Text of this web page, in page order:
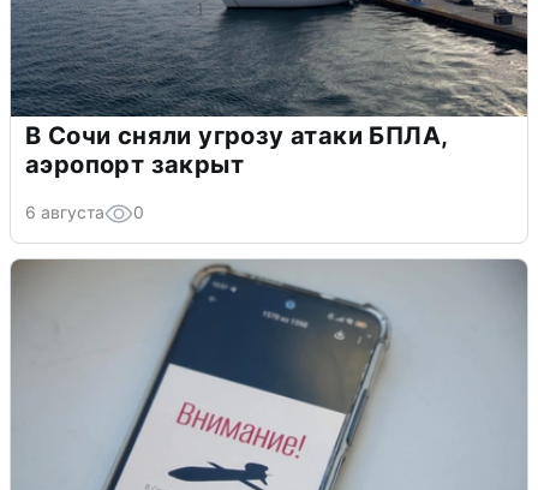
В Сочи сняли угрозу атаки БПЛА,
аэропорт закрыт
6 августа 0